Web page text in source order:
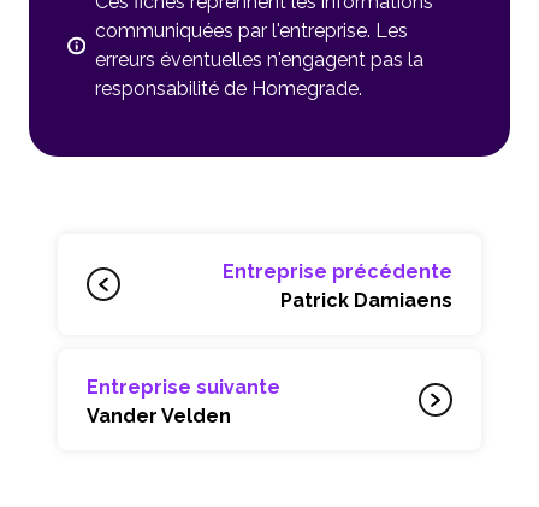
communiquées par l'entreprise. Les
erreurs éventuelles n'engagent pas la
responsabilité de Homegrade.
Entreprise précédente
Patrick Damiaens
Entreprise suivante
Vander Velden